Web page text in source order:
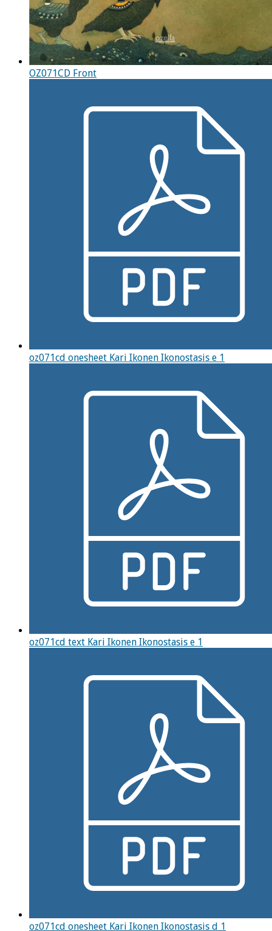
OZ071CD Front
oz071cd onesheet Kari Ikonen Ikonostasis e 1
oz071cd text Kari Ikonen Ikonostasis e 1
oz071cd onesheet Kari Ikonen Ikonostasis d 1